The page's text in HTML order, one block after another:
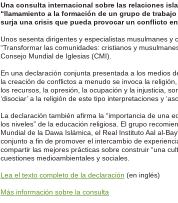
Una consulta internacional sobre las relaciones
“llamamiento a la formación de un grupo de
surja una crisis que pueda provocar un conflicto
Unos sesenta dirigentes y especialistas musulmanes
“Transformar las comunidades: cristianos y
Consejo Mundial de Iglesias (CMI).
En una declaración conjunta presentada a los medios
la creación de conflictos a menudo se invoca la
los recursos, la opresión, la ocupación y la injusticia,
‘disociar’ a la religión de este tipo interpretaciones y
La declaración también afirma la “importancia de una
los niveles” de la educación religiosa. El grupo
Mundial de la Dawa Islámica, el Real Instituto Aal al-
conjunto a fin de promover el intercambio de
compartir las mejores prácticas sobre construir “una
cuestiones medioambientales y sociales.
Lea el texto completo de la declaración (en inglés)
Más información sobre la consulta